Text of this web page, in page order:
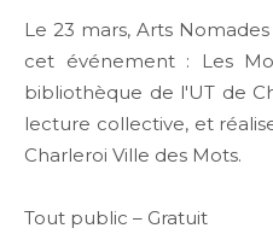
Le 23 mars, Arts
cet événement : Les
bibliothèque de l'UT de
lecture collective, et
Charleroi Ville des Mots.
Tout public – Gratuit